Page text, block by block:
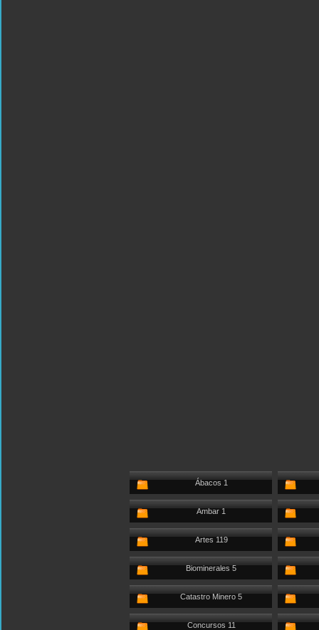
Ábacos 1
Ambar 1
Artes 119
Biominerales 5
Catastro Minero 5
Concursos 11